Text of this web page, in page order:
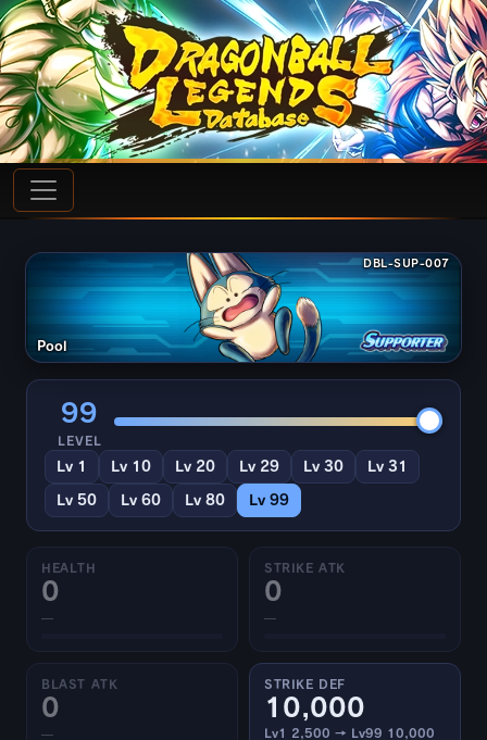
Pool
DBL-SUP-007
99
LEVEL
Lv 1 Lv 10 Lv 20 Lv 29 Lv 30 Lv 31
Lv 50 Lv 60 Lv 80 Lv 99
HEALTH
0
—
STRIKE ATK
0
—
BLAST ATK
0
—
STRIKE DEF
10,000
Lv1 2,500 → Lv99 10,000